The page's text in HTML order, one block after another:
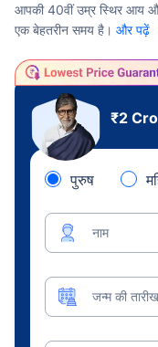
आपकी 40वीं उम्र स्थिर आय
एक बेहतरीन समय है। और पढ़ें
₹2
पुरुष
नाम
जन्म की